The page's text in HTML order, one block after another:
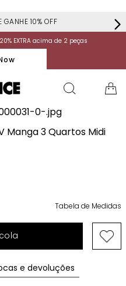
10% OFF
EXTRA acima de 2 peças
Manga 3 Quartos Midi
Tabela de Medidas
e devoluções